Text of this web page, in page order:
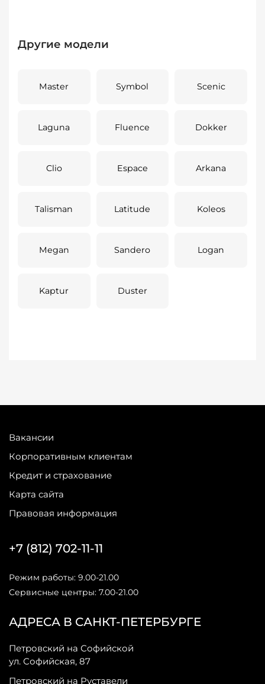
Другие модели
Master Symbol Scenic
Laguna Fluence Dokker
Clio Espace Arkana
Talisman Latitude Koleos
Megan Sandero Logan
Kaptur Duster
Вакансии
Корпоративным клиентам
Кредит и страхование
Карта сайта
Правовая информация
АДРЕСА В САНКТ-ПЕТЕРБУРГЕ
Петровский на Софийской
ул. Софийская, 87
Петровский на Руставели
+7 (812) 702-11-11
Режим работы: 9.00-21.00
Сервисные центры: 7.00-21.00